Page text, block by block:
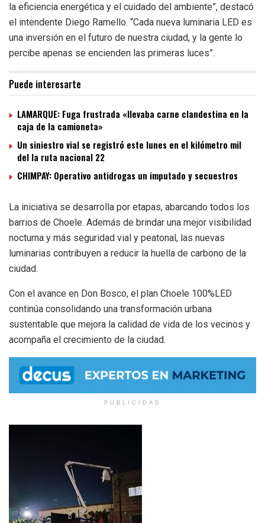
la eficiencia energética y el cuidado del ambiente”, destacó
el intendente Diego Ramello. “Cada nueva luminaria LED es
una inversión en el futuro de nuestra ciudad, y la gente lo
percibe apenas se encienden las primeras luces”.
Puede interesarte
LAMARQUE: Fuga frustrada «llevaba carne clandestina en la
caja de la camioneta»
Un siniestro vial se registró este lunes en el kilómetro mil
del la ruta nacional 22
CHIMPAY: Operativo antidrogas un imputado y secuestros
La iniciativa se desarrolla por etapas, abarcando todos los
barrios de Choele. Además de brindar una mejor visibilidad
nocturna y más seguridad vial y peatonal, las nuevas
luminarias contribuyen a reducir la huella de carbono de la
ciudad.
Con el avance en Don Bosco, el plan Choele 100%LED
continúa consolidando una transformación urbana
sustentable que mejora la calidad de vida de los vecinos y
acompaña el crecimiento de la ciudad.
PUBLICIDAD